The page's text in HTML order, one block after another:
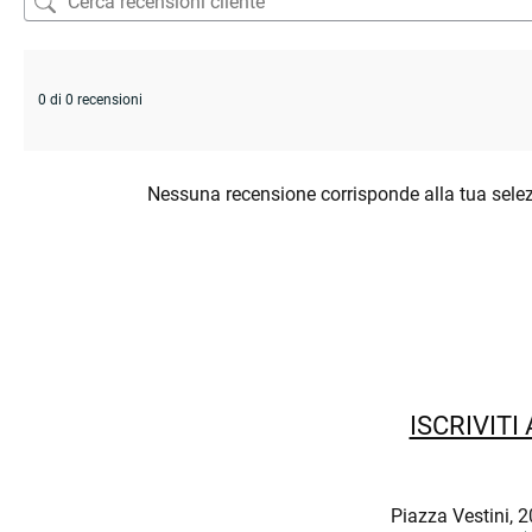
0 di 0 recensioni
Nessuna recensione corrisponde alla tua
Piazza Vestini,